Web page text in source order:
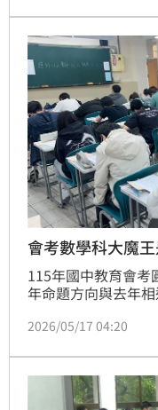
此「寫題速度」成
會考數學科大魔
115年國中教育會考
年命題方向與去年
致各半，整體難度屬
2026/05/17 04:20